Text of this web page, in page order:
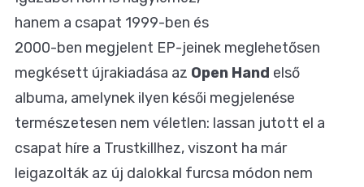
hanem a csapat 1999-ben és
2000-ben megjelent EP-jeinek meglehetősen
megkésett újrakiadása az Open Hand első
albuma, amelynek ilyen késői megjelenése
természetesen nem véletlen: lassan jutott el a
csapat híre a Trustkillhez, viszont ha már
leigazolták az új dalokkal furcsa módon nem